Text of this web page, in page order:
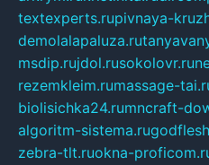
textexperts.rupivnaya-
demolalapaluza.ru
msdip.rujdol.rusokolovr.ru
rezemkleim.rumassage-
biolisichka24.rumncraft-
algoritm-sistema.ru
zebra-tlt.ruokna-